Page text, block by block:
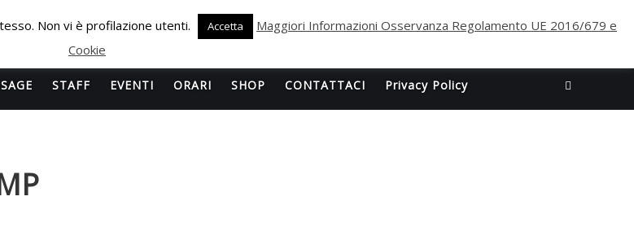
STAFF EVENTI ORARI SHOP CONTATTACI Privacy Policy
Non vi è profilazione utenti. Accetta
Maggiori Informazioni Osservanza Regolamento UE 2016/679 e
Cookie